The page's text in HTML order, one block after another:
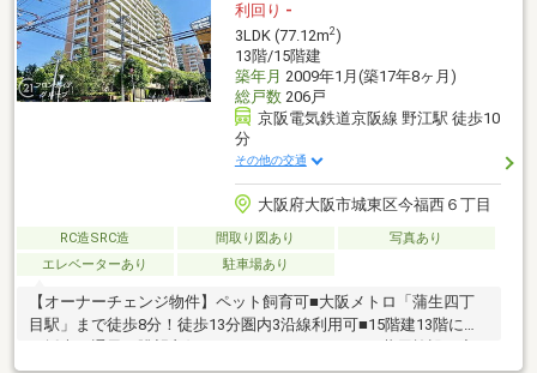
利回り -
3LDK (77.12m2)
13階/15階建
築年月 2009年1月(築17年8ヶ月)
総戸数206戸
京阪電気鉄道京阪線 野江駅 徒歩10
分
その他の交通
大阪府大阪市城東区今福西６丁目
RC造SRC造 間取り図あり
写真あり
エレベーターあり
駐車場あり
【オーナーチェンジ物件】ペット飼育可■大阪メトロ「蒲生四丁
目駅」まで徒歩8分！徒歩13分圏内3沿線利用可■15階建13階につ